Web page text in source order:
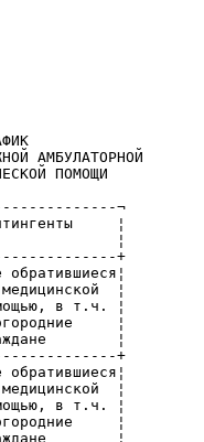
АМБУЛАТОРНОЙ
ПОМОЩИ
¬
¦
¦
+
¦
в т.ч. ¦
¦
¦
+
¦
в т.ч. ¦
¦
¦